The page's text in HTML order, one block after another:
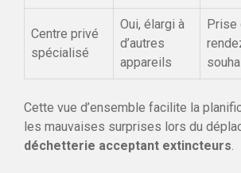
Centre privé
spécialisé
Oui, élargi à
d’autres
appareils
Prise
Cette vue d’ensemble facilite la
les mauvaises surprises lors du
déchetterie acceptant extincteurs.